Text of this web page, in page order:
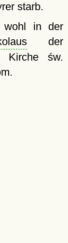
starb.
wohl in der
der
św.